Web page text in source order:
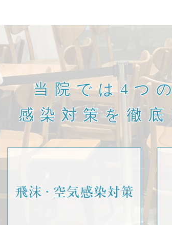
当院では4つ
感染対策を徹